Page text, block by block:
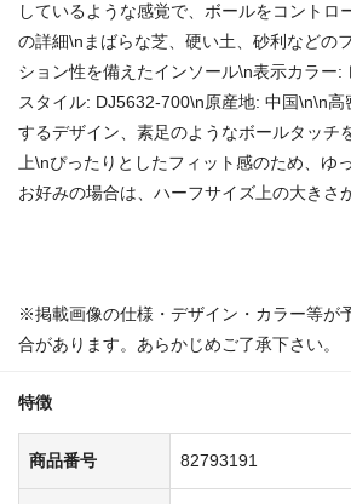
しているような感覚で、ボールをコントロ
の詳細\nまばらな芝、硬い土、砂利などの
ション性を備えたインソール\n表示カラー:
スタイル: DJ5632-700\n原産地: 中国\n\n高
するデザイン、素足のようなボールタッチ
上\nぴったりとしたフィット感のため、ゆ
お好みの場合は、ハーフサイズ上の大きさ
※掲載画像の仕様・デザイン・カラー等が
合があります。あらかじめご了承下さい。
特徴
商品番号 82793191